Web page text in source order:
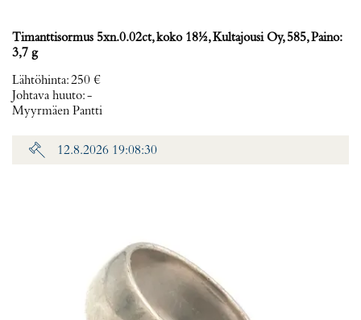
Timanttisormus 5xn.0.02ct, koko 18½, Kultajousi Oy, 585, Paino:
3,7 g
Lähtöhinta:250 €
Johtava huuto:-
Myyrmäen Pantti
12.8.2026 19:08:30